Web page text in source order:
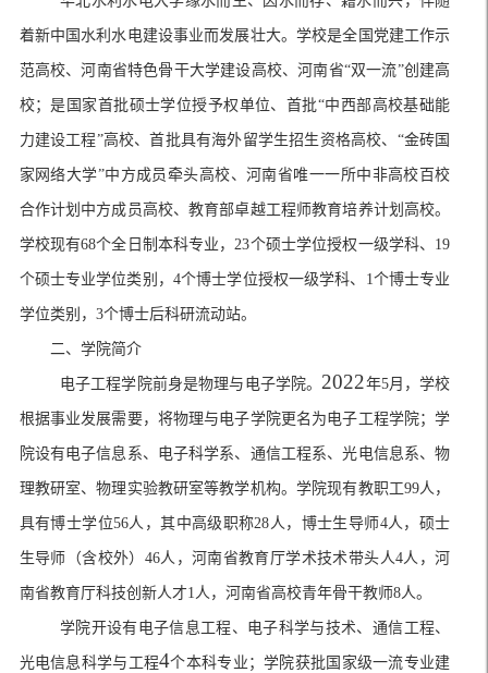
着新中国水利水电建设事业而发展壮大。学校是全国党建工作示
范高校、河南省特色骨干大学建设高校、河南省“双一流”创建高
校；是国家首批硕士学位授予权单位、首批“中西部高校基础能
力建设工程”高校、首批具有海外留学生招生资格高校、 “金砖国
家网络大学”中方成员牵头高校、河南省唯一一所中非高校百校
合作计划中方成员高校、教育部卓越工程师教育培养计划高校。
学校现有68个全日制本科专业， 23个硕士学位授权一级学科、 19
个硕士专业学位类别， 4个博士学位授权一级学科、 1 个博士专业
学位类别， 3个博士后科研流动站。
二、学院简介
电子工程学院前身是物理与电子学院。 2022年5月，学校
根据事业发展需要，将物理与电子学院更名为电子工程学院；学
院设有电子信息系、电子科学系、通信工程系、光电信息系、物
理教研室、物理实验教研室等教学机构。学院现有教职工99人，
具有博士学位56人，其中高级职称28 人，博士生导师4人，硕士
生导师（含校外） 46人，河南省教育厅学术技术带头人4人，河
南省教育厅科技创新人才1 人，河南省高校青年骨干教师8人。
学院开设有电子信息工程、电子科学与技术、通信工程、
光电信息科学与工程4个本科专业；学院获批国家级一流专业建